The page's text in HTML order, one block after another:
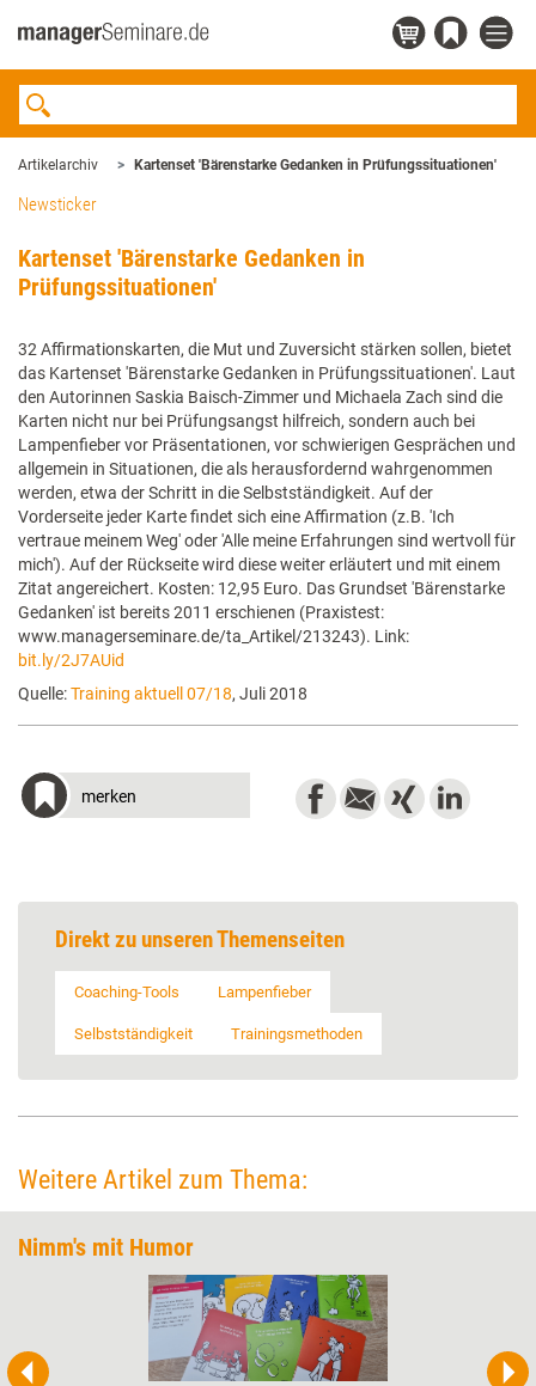
Artikelarchiv Kartenset 'Bärenstarke Gedanken in Prüfungssituationen'
Newsticker
Kartenset 'Bärenstarke Gedanken in
Prüfungssituationen'
32 Affirmationskarten, die Mut und Zuversicht stärken sollen, bietet
das Kartenset 'Bärenstarke Gedanken in Prüfungssituationen'. Laut
den Autorinnen Saskia Baisch-Zimmer und Michaela Zach sind die
Karten nicht nur bei Prüfungsangst hilfreich, sondern auch bei
Lampenfieber vor Präsentationen, vor schwierigen Gesprächen und
allgemein in Situationen, die als herausfordernd wahrgenommen
werden, etwa der Schritt in die Selbstständigkeit. Auf der
Vorderseite jeder Karte findet sich eine Affirmation (z.B. 'Ich
vertraue meinem Weg' oder 'Alle meine Erfahrungen sind wertvoll für
mich'). Auf der Rückseite wird diese weiter erläutert und mit einem
Zitat angereichert. Kosten: 12,95 Euro. Das Grundset 'Bärenstarke
Gedanken' ist bereits 2011 erschienen (Praxistest:
www.managerseminare.de/ta_Artikel/213243). Link:
bit.ly/2J7AUid
Quelle:Training aktuell 07/18, Juli 2018
merken
Direkt zu unseren Themenseiten
Coaching-Tools Lampenfieber
Selbstständigkeit Trainingsmethoden
Weitere Artikel zum Thema:
Nimm's mit Humor